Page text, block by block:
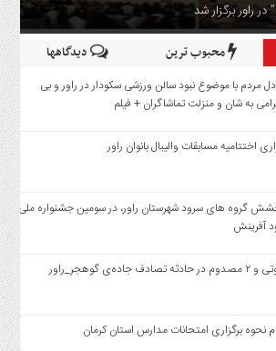
راور برگزار شد
محبوب ترین دیدگاهها
مردم با موضوع نبود سالن ورزشی سکودار در راور و بی
به شان و منزلت تماشاگران + فیلم
اختتامیه مسابقات والیبال بانوان راور
گروه های سرود شهرستان را‌ور، در سومین جشنواره ملی
آفرینش
نحوه برگزاری امتحانات مدارس استان کرمان